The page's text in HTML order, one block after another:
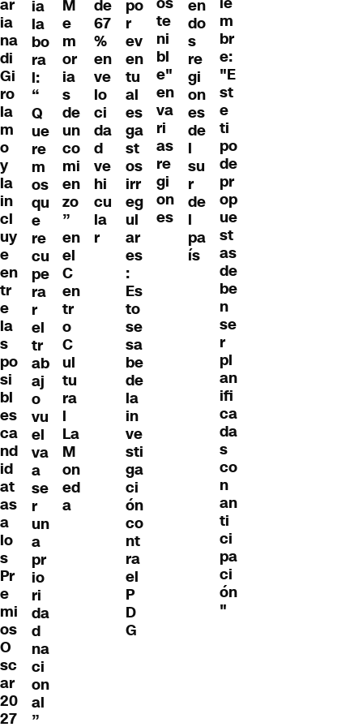
ar
ia
na
di
Gi
ro
la
m
o
y
la
in
cl
uy
e
en
tr
e
la
s
po
si
bl
es
ca
nd
id
at
as
a
lo
s
Pr
e
mi
os
O
sc
ar
20
27
ia
la
bo
ra
l:
“
Q
ue
re
m
os
qu
e
re
cu
pe
ra
r
el
tr
ab
aj
o
vu
el
va
a
se
r
un
a
pr
io
ri
da
d
na
ci
on
al
”
M
e
m
or
ia
s
de
un
co
mi
en
zo
”
en
el
C
en
tr
o
C
ul
tu
ra
l
La
M
on
ed
a
de
67
%
en
ve
lo
ci
da
d
ve
hi
cu
la
r
po
r
ev
en
tu
al
es
ga
st
os
irr
eg
ul
ar
es
:
Es
to
se
sa
be
de
la
in
ve
sti
ga
ci
ón
co
nt
ra
el
P
D
G
te
ni
bl
e"
en
va
ri
as
re
gi
on
es
en
do
s
re
gi
on
es
de
l
su
r
de
l
pa
ís
m
br
e:
"E
st
e
ti
po
de
pr
op
ue
st
as
de
be
n
se
r
pl
an
ifi
ca
da
s
co
n
an
ti
ci
pa
ci
ón
"